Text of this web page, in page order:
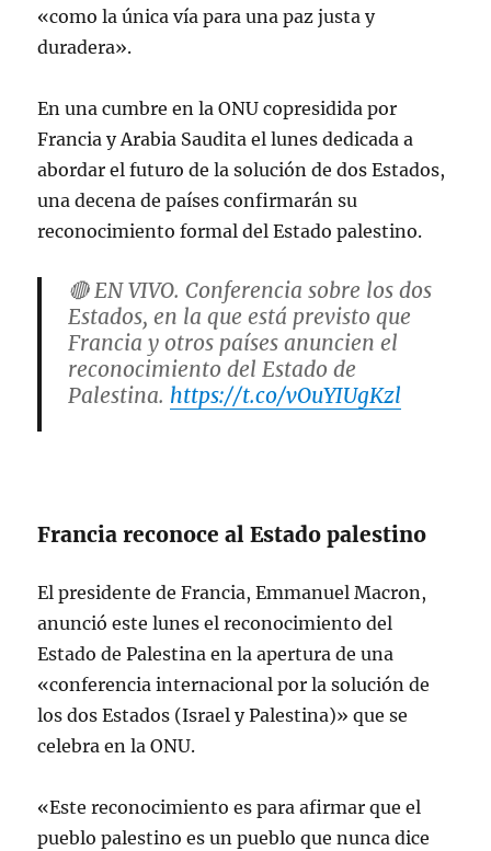
«como la única vía para una paz justa y
duradera».
En una cumbre en la ONU copresidida por
Francia y Arabia Saudita el lunes dedicada a
abordar el futuro de la solución de dos Estados,
una decena de países confirmarán su
reconocimiento formal del Estado palestino.
🔴 EN VIVO. Conferencia sobre los dos
Estados, en la que está previsto que
Francia y otros países anuncien el
reconocimiento del Estado de
Palestina. https://t.co/vOuYIUgKzl
Francia reconoce al Estado palestino
El presidente de Francia, Emmanuel Macron,
anunció este lunes el reconocimiento del
Estado de Palestina en la apertura de una
«conferencia internacional por la solución de
los dos Estados (Israel y Palestina)» que se
celebra en la ONU.
«Este reconocimiento es para afirmar que el
pueblo palestino es un pueblo que nunca dice